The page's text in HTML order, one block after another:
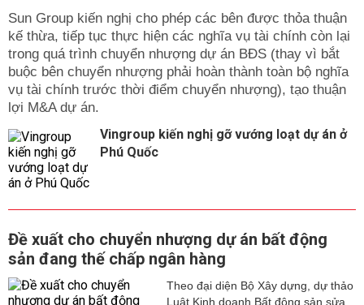
Sun Group kiến nghị cho phép các bên được thỏa thuận
kế thừa, tiếp tục thực hiện các nghĩa vụ tài chính còn lại
trong quá trình chuyển nhượng dự án BĐS (thay vì bắt
buộc bên chuyển nhượng phải hoàn thành toàn bộ nghĩa
vụ tài chính trước thời điểm chuyển nhượng), tạo thuận
lợi M&A dự án.
Vingroup kiến nghị gỡ vướng loạt dự án ở
Phú Quốc
Đề xuất cho chuyển nhượng dự án bất động
sản đang thế chấp ngân hàng
Theo đại diện Bộ Xây dựng, dự thảo
Luật Kinh doanh Bất động sản sửa